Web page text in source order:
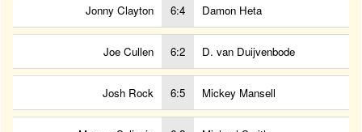
Jonny Clayton 6:4 Damon Heta
Joe Cullen 6:2 D. van Duijvenbode
Josh Rock 6:5 Mickey Mansell